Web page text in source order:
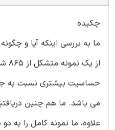
چکیده
ما به بررسی اینکه آیا و
حساسیت بیشتری نسبت به
می باشد. ما هم چنین
علاوه، ما نمونه کامل را به